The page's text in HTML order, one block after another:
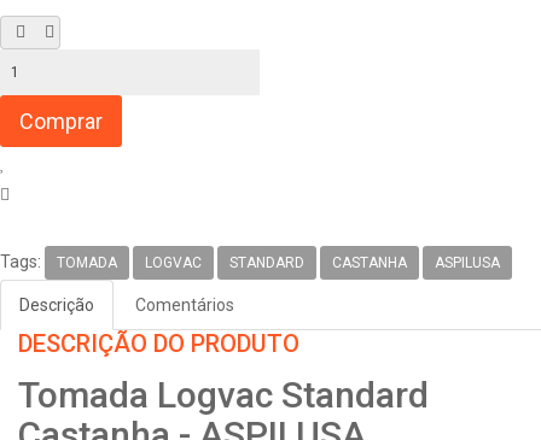
Tags: TOMADA LOGVAC STANDARD CASTANHA ASPILUSA
Descrição Comentários
DESCRIÇÃO DO PRODUTO
Tomada Logvac Standard